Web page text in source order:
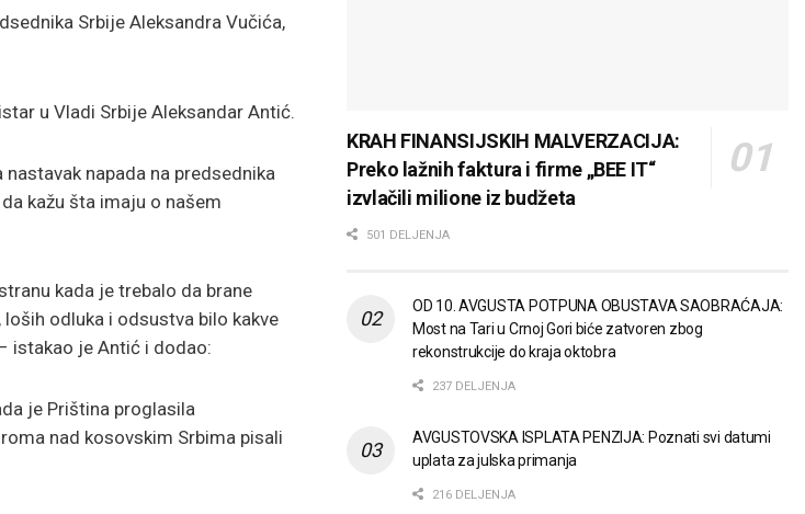
Srbije Aleksandra Vučića,
u Vladi Srbije Aleksandar Antić.
napada na predsednika
kažu šta imaju o našem
kada je trebalo da brane
odluka i odsustva bilo kakve
istakao je Antić i dodao:
je Priština proglasila
nad kosovskim Srbima pisali
KRAH FINANSIJSKIH MALVERZACIJA:
Preko lažnih faktura i firme „BEE IT“
izvlačili milione iz budžeta
501 DELJENJA
OD 10. AVGUSTA POTPUNA OBUSTAVA SAOBRAĆAJA:
Most na Tari u Crnoj Gori biće zatvoren zbog
rekonstrukcije do kraja oktobra
237 DELJENJA
AVGUSTOVSKA ISPLATA PENZIJA: Poznati svi datumi
uplata za julska primanja
216 DELJENJA